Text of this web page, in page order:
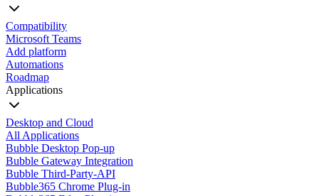
Compatibility
Microsoft Teams
Add platform
Automations
Roadmap
Applications
Desktop and Cloud
All Applications
Bubble Desktop Pop-up
Bubble Gateway Integration
Bubble Third-Party-API
Bubble365 Chrome Plug-in